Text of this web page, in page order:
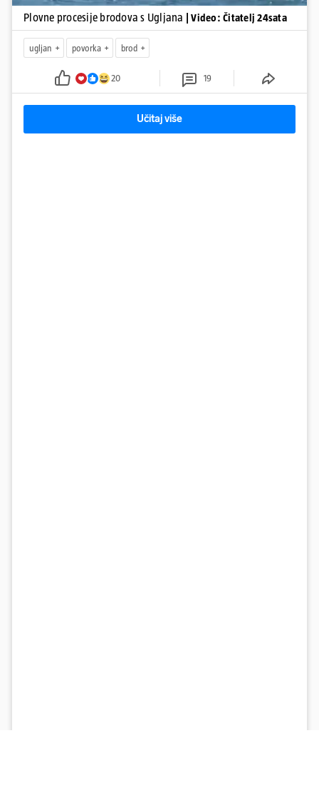
Plovne procesije brodova s Ugljana | Video: Čitatelj 24sata
ugljan povorka brod
20 19
Učitaj više